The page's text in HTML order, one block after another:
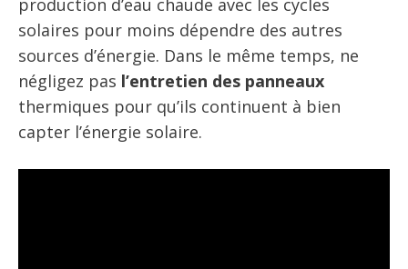
production d’eau chaude avec les cycles
solaires pour moins dépendre des autres
sources d’énergie. Dans le même temps, ne
négligez pas l’entretien des panneaux
thermiques pour qu’ils continuent à bien
capter l’énergie solaire.